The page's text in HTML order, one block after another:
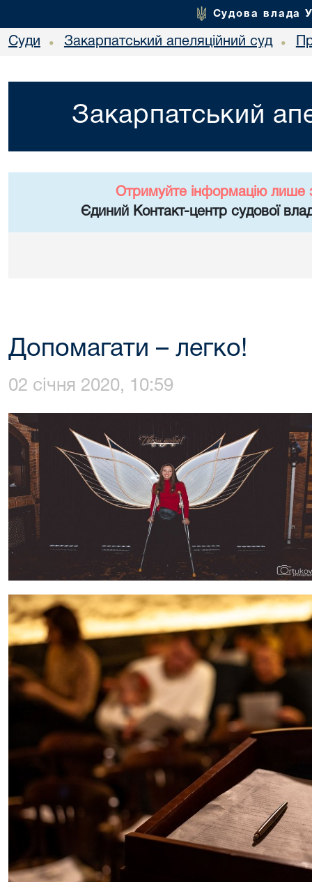
Судова влада
Суди • Закарпатський апеляційний суд •
Закарпатський
Отримуйте інформацію лише
Єдиний Контакт-центр судової
Допомагати – легко!
02 січня 2020, 10:59